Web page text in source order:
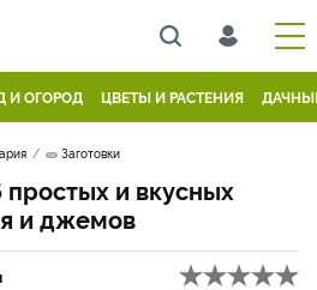
И ОГОРОД ЦВЕТЫ И РАСТЕНИЯ
🥒 Заготовки
простых и вкусных
и джемов